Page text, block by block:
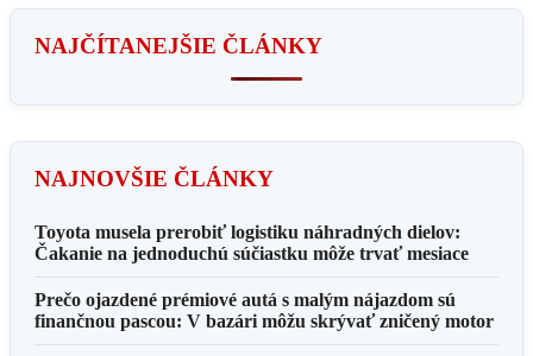
NAJČÍTANEJŠIE ČLÁNKY
NAJNOVŠIE ČLÁNKY
Toyota musela prerobiť logistiku náhradných dielov:
Čakanie na jednoduchú súčiastku môže trvať mesiace
Prečo ojazdené prémiové autá s malým nájazdom sú
finančnou pascou: V bazári môžu skrývať zničený motor